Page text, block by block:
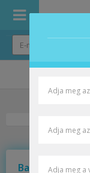
Barna László